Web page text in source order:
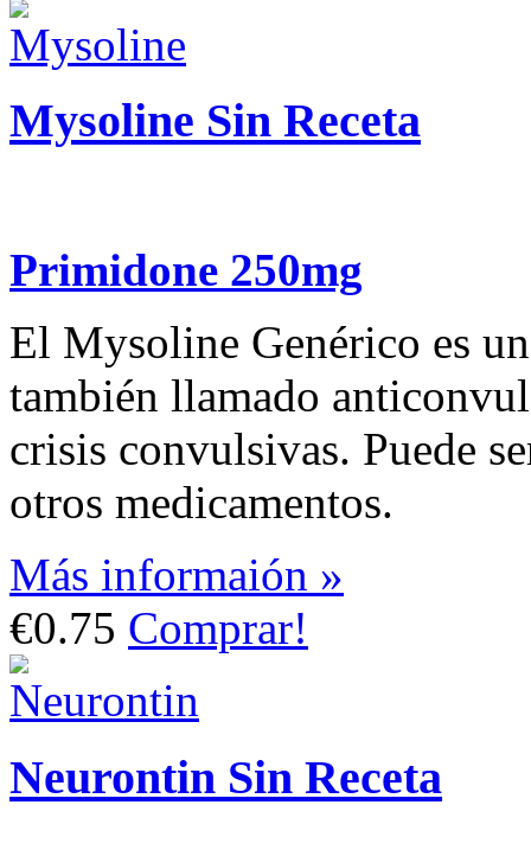
Mysoline Sin Receta
Primidone 250mg
El Mysoline Genérico es
también llamado
crisis convulsivas. Puede
otros medicamentos.
Más informaión »
€0.75 Comprar!
Neurontin Sin Receta